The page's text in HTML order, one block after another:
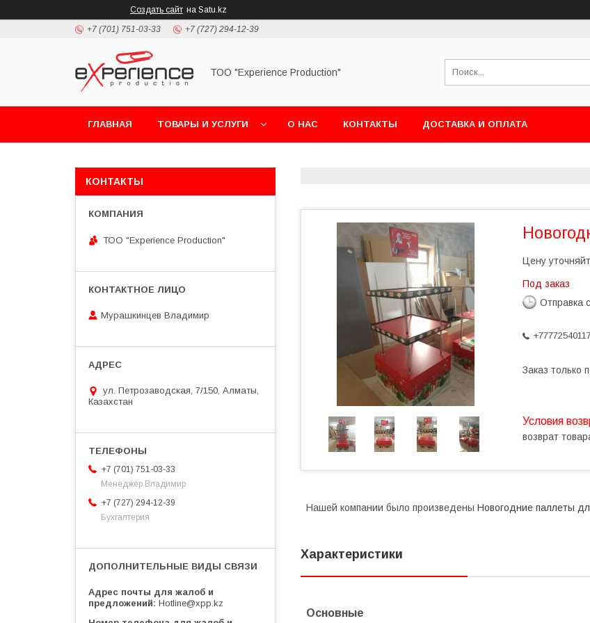
Создать сайт на Satu.kz
+7 (701) 751-03-33 +7 (727) 294-12-39
ТОО "Experience Production"
ГЛАВНАЯ ТОВАРЫ И УСЛУГИ О НАС КОНТАКТЫ ДОСТАВКА И ОПЛАТА
Цену
Под заказ
Отправка
Заказ только
возврат
Нашей компании было произведены Новогодние паллеты
Характеристики
Основные
КОНТАКТЫ
ТОО "Experience Production"
Мурашкинцев Владимир
ул. Петрозаводская, 7/150, Алматы,
Казахстан
+7 (701) 751-03-33
Менеджер Владимир
+7 (727) 294-12-39
Бухгалтерия
Адрес почты для жалоб и
предложений Hotline@xpp.kz